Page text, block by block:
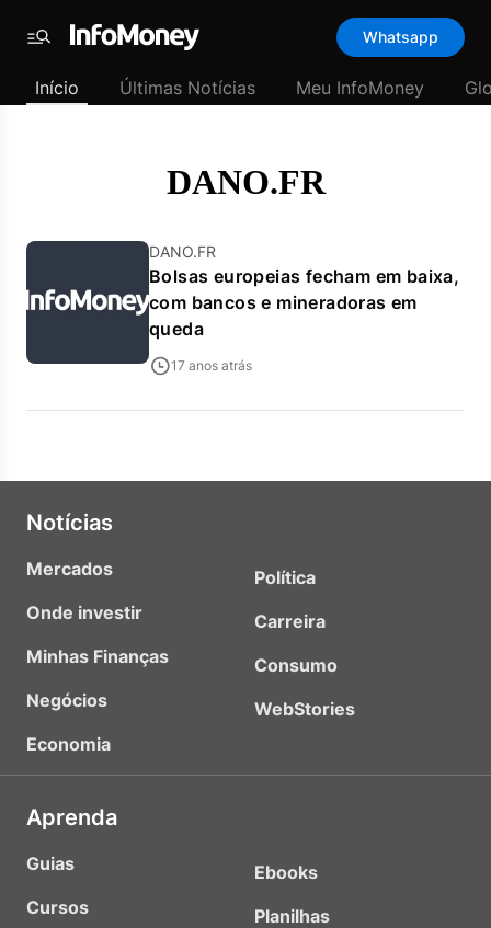
padrão
Últimas
Menu
Whatsapp
Início Últimas Notícias Meu InfoMoney
DANO.FR
DANO.FR
Bolsas europeias fecham em baixa,
com bancos e mineradoras em
queda
17 anos atrás
Notícias
Mercados
Onde investir
Minhas Finanças
Negócios
Economia
Política
Carreira
Consumo
WebStories
Aprenda
Guias
Cursos
Ebooks
Planilhas